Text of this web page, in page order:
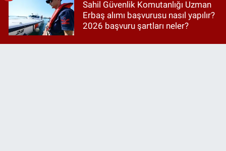
Sahil Güvenlik Komutanlığı Uzman
Erbaş alımı başvurusu nasıl yapılır?
2026 başvuru şartları neler?